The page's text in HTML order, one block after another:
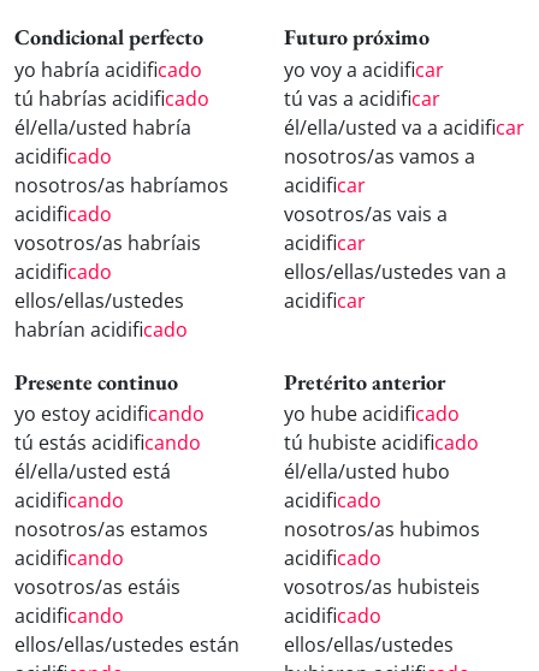
Condicional perfecto
yo habría acidificado
tú habrías acidificado
él/ella/usted habría
acidificado
nosotros/as habríamos
acidificado
vosotros/as habríais
acidificado
ellos/ellas/ustedes
habrían acidificado
Futuro próximo
yo voy a acidificar
tú vas a acidificar
él/ella/usted va a acidificar
nosotros/as vamos a
acidificar
vosotros/as vais a
acidificar
ellos/ellas/ustedes van a
acidificar
Presente continuo
yo estoy acidificando
tú estás acidificando
él/ella/usted está
acidificando
nosotros/as estamos
acidificando
vosotros/as estáis
acidificando
ellos/ellas/ustedes están
Pretérito anterior
yo hube acidificado
tú hubiste acidificado
él/ella/usted hubo
acidificado
nosotros/as hubimos
acidificado
vosotros/as hubisteis
acidificado
ellos/ellas/ustedes